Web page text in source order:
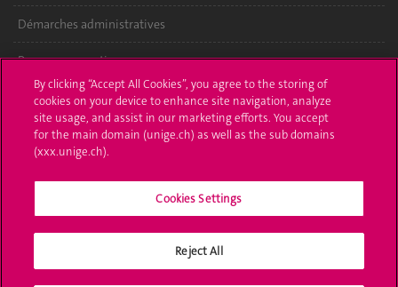
Démarches administratives
Poser une question
L'UNIGE vous informe
UNIGE Mobile
By clicking “Accept All Cookies”, you agree to the storing of
cookies on your device to enhance site navigation, analyze
site usage, and assist in our marketing efforts. You accept
for the main domain (unige.ch) as well as the sub domains
(xxx.unige.ch).
Cookies Settings
Reject All